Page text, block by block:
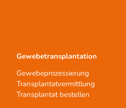
Gewebetransplantation
Gewebeprozessierung
Transplantatvermittlung
Transplantat bestellen